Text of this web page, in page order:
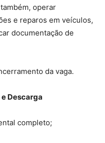
operar
e reparos em veículos,
documentação de
da vaga.
Descarga
completo;